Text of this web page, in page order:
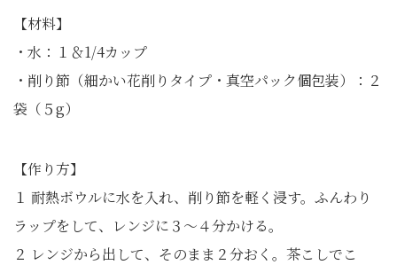
【材料】
・水：１＆1/4カップ
・削り節（細かい花削りタイプ・真空パック個包装）：２
袋（５g）
【作り方】
１ 耐熱ボウルに水を入れ、削り節を軽く浸す。ふんわり
ラップをして、レンジに３～４分かける。
２ レンジから出して、そのまま２分おく。茶こしでこ